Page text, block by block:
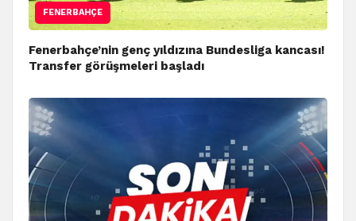
FENERBAHÇE
Fenerbahçe’nin genç yıldızına Bundesliga kancası!
Transfer görüşmeleri başladı